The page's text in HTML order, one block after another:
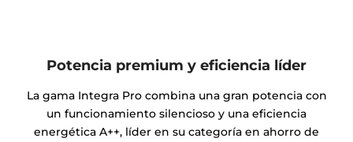
Potencia premium y eficiencia líder
La gama Integra Pro combina una gran potencia con
un funcionamiento silencioso y una eficiencia
energética A++, líder en su categoría en ahorro de